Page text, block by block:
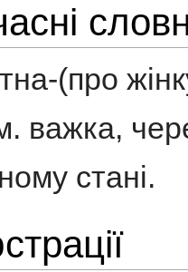
(про
важка,
стані.